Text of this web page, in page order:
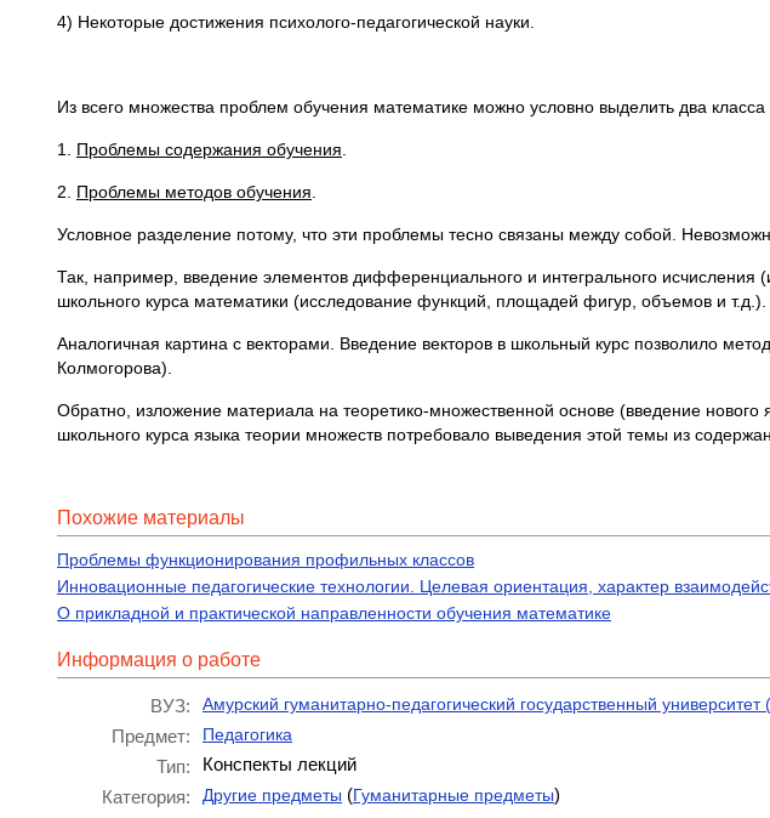
4) Некоторые достижения психолого-педагогической науки.
Из всего множества проблем обучения математике можно условно выделить два
1. Проблемы содержания обучения
2. Проблемы методов обучения
Условное разделение потому, что эти проблемы тесно связаны между собой.
Так, например, введение элементов дифференциального и интегрального
школьного курса математики (исследование функций, площадей фигур, объемов и т.д.).
Аналогичная картина с векторами. Введение векторов в школьный курс позволило
Колмогорова).
Обратно, изложение материала на теоретико-множественной основе (введение
школьного курса языка теории множеств потребовало выведения этой темы из
Похожие материалы
Проблемы функционирования профильных классов
Инновационные педагогические технологии. Целевая ориентация, характер
О прикладной и практической направленности обучения математике
Информация о работе
ВУЗ: Амурский гуманитарно-педагогический государственный
Предмет: Педагогика
Тип:
Конспекты лекций
Категория:
Другие предметы (Гуманитарные предметы)